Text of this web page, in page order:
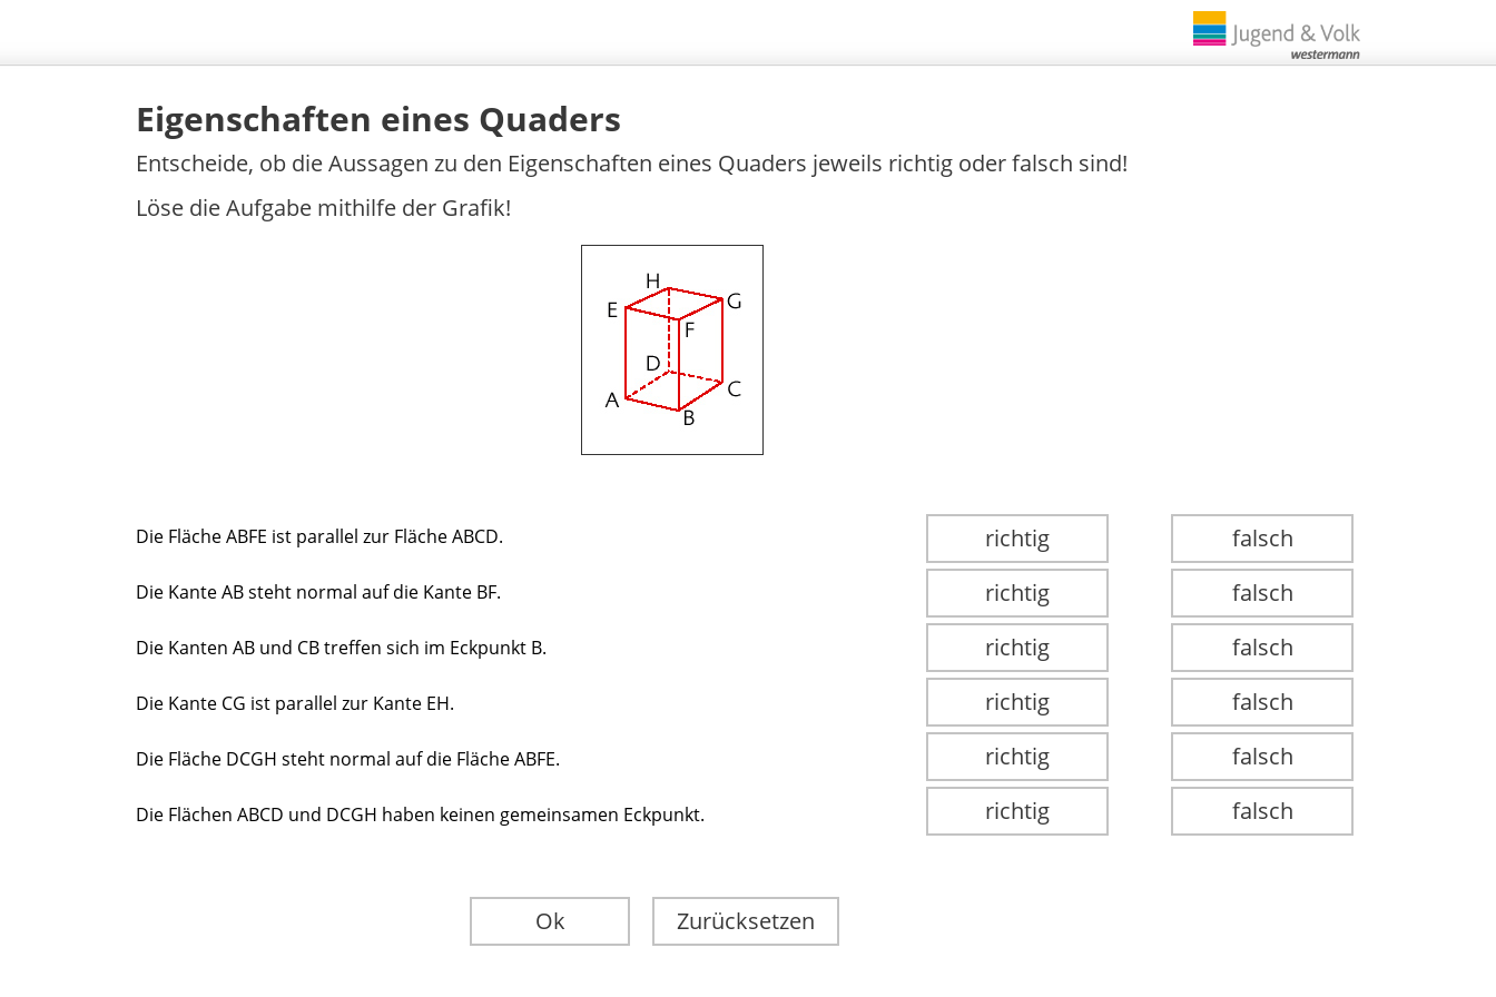
Eigenschaften eines Quaders
Entscheide, ob die Aussagen zu den Eigenschaften eines Quaders jeweils richtig oder falsch sind!
Löse die Aufgabe mithilfe der Grafik!
Die Fläche ABFE ist parallel zur Fläche ABCD.
Die Kante AB steht normal auf die Kante BF.
Die Kanten AB und CB treffen sich im Eckpunkt B.
Die Kante CG ist parallel zur Kante EH.
Die Fläche DCGH steht normal auf die Fläche ABFE.
Die Flächen ABCD und DCGH haben keinen gemeinsamen Eckpunkt.
falsch
falsch
falsch
falsch
falsch
falsch
richtig
richtig
richtig
richtig
richtig
richtig
Ok Zurücksetzen